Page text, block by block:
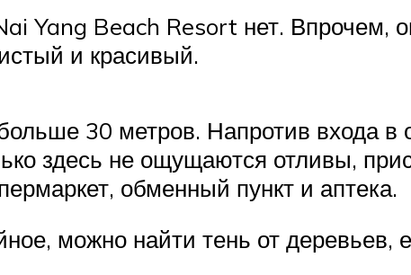
Yang Beach Resort нет. Впрочем,
и красивый.
30 метров. Напротив входа
здесь не ощущаются отливы,
обменный пункт и аптека.
можно найти тень от деревьев,